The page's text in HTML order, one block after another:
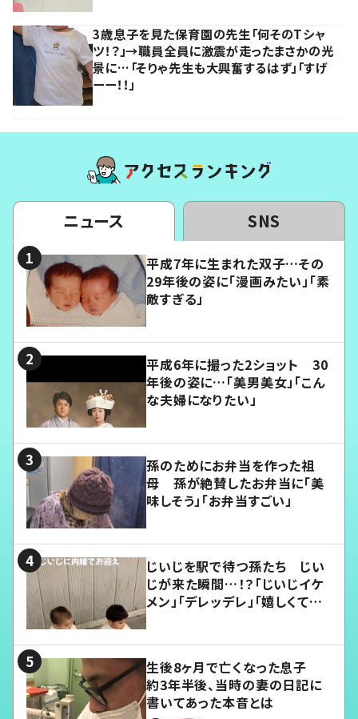
3歳息子を見た保育園の先生「何そのTシャ
ツ！？」→職員全員に激震が走ったまさかの光
景に…「そりゃ先生も大興奮するはず」「すげ
ーー！！」
ニュース SNS
平成7年に生まれた双子…その
29年後の姿に「漫画みたい」「素
敵すぎる」
平成6年に撮った2ショット 30
年後の姿に…「美男美女」「こん
な夫婦になりたい」
孫のためにお弁当を作った祖
母 孫が絶賛したお弁当に「美
味しそう」「お弁当すごい」
じいじを駅で待つ孫たち じい
じが来た瞬間…！？「じいじイケ
メン」「デレッデレ」「嬉しくて可
生後8ヶ月で亡くなった息子
約3年半後、当時の妻の日記に
書いてあった本音とは